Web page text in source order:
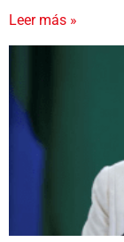
Leer más »